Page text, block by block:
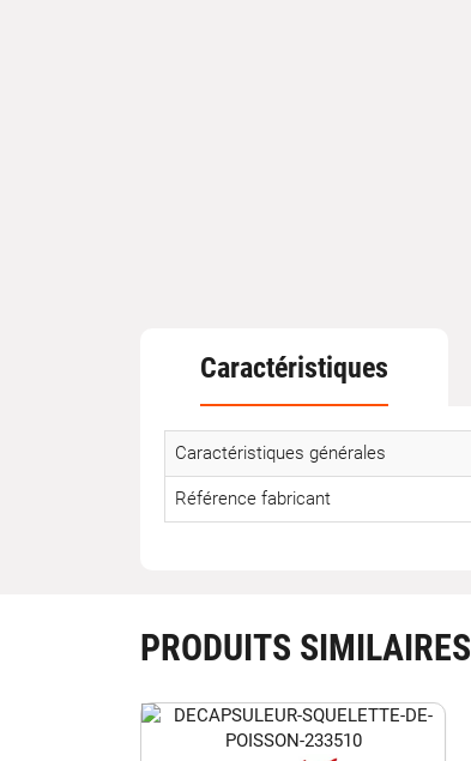
Caractéristiques
Caractéristiques générales
Référence fabricant
PRODUITS SIMILAIRES